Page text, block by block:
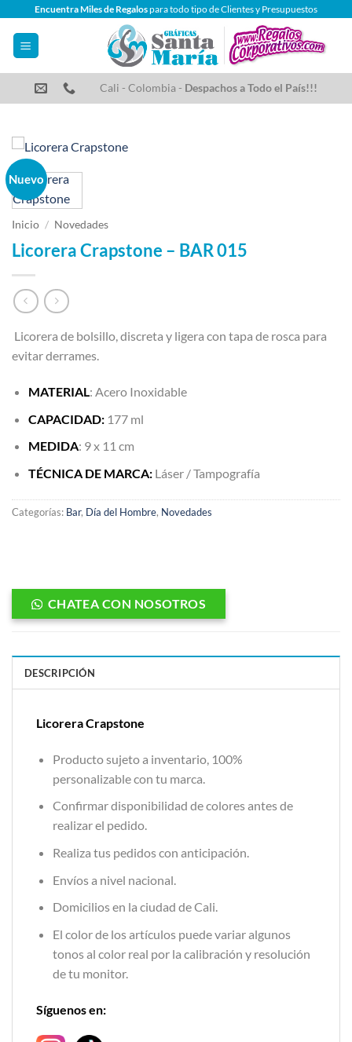
contenido
Encuentra Miles de Regalospara todo tipo de Clientes y Presupuestos
Cali - Colombia - Despachos a Todo el País!!!
Nuevo
Inicio / Novedades
Licorera Crapstone – BAR 015
Licorera de bolsillo, discreta y ligera con tapa de rosca para
evitar derrames.
MATERIAL: Acero Inoxidable
CAPACIDAD: 177 ml
MEDIDA: 9 x 11 cm
TÉCNICA DE MARCA: Láser / Tampografía
Categorías: Bar, Día del Hombre, Novedades
CHATEA CON NOSOTROS
DESCRIPCIÓN
Licorera Crapstone
Producto sujeto a inventario, 100%
personalizable con tu marca.
Confirmar disponibilidad de colores antes de
realizar el pedido.
Realiza tus pedidos con anticipación.
Envíos a nivel nacional.
Domicilios en la ciudad de Cali.
El color de los artículos puede variar algunos
tonos al color real por la calibración y resolución
de tu monitor.
Síguenos en: